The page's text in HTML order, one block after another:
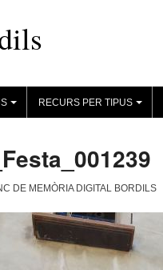
+ +
RECURS PER TIPUS
DE MEMÒRIA DIGITAL BORDILS